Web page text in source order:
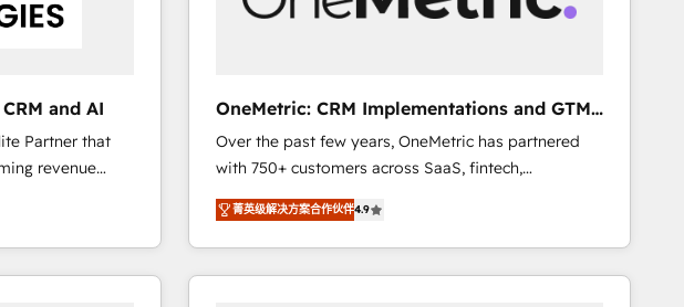
et
SEA,
ABM, IA,
- 40
business-first process building, system integration,
development, and project management. We have
100% US-based, FTE team members. We offer
project-based and managed services engagements
that include new HubSpot implementations,
migrations from other platforms, systems
integration, extensibility, custom development, and
ongoing RevOps support.
and AI
Partner that
revenue
multi
or
enterprises
Sony, Rapyd,
OneMetric: CRM Implementations and GTM
engineering
Over the past few years, OneMetric has partnered
with 750+ customers across SaaS, fintech,
healthcare, real estate, and other industries. With
150+ HubSpot-certified experts, we deliver scalable
solutions to complex GTM and RevOps challenges.
Our Expertise 🔹 Onboarding & Implementation:
菁英级解决方案合作伙伴4.9